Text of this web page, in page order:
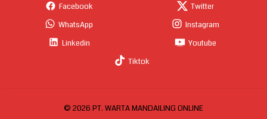
Facebook
Twitter
WhatsApp
Instagram
Linkedin
Youtube
Tiktok
© 2026 PT. WARTA MANDAILING ONLINE